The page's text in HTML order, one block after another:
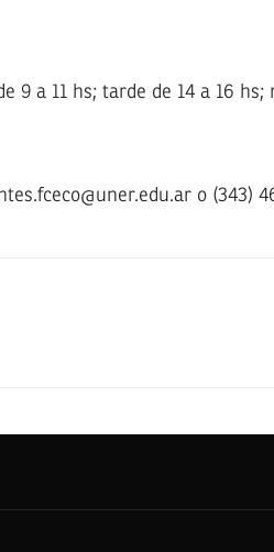
a 11 hs; tarde de 14 a 16 hs;
o (343)